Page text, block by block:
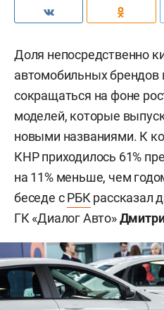
Доля непосредственно
автомобильных брендов
сокращаться на фоне
моделей, которые
новыми названиями. К
КНР приходилось 61%
на 11% меньше, чем
беседе сРБК рассказал
ГК «Диалог Авто»